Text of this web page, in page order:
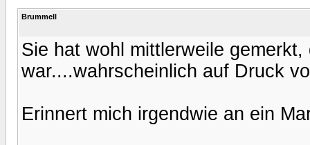
Brummell
Sie hat wohl mittlerweile
war....wahrscheinlich auf Druck
Erinnert mich irgendwie an ein